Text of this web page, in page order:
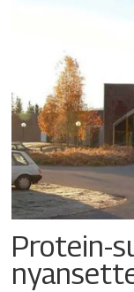
Protein-